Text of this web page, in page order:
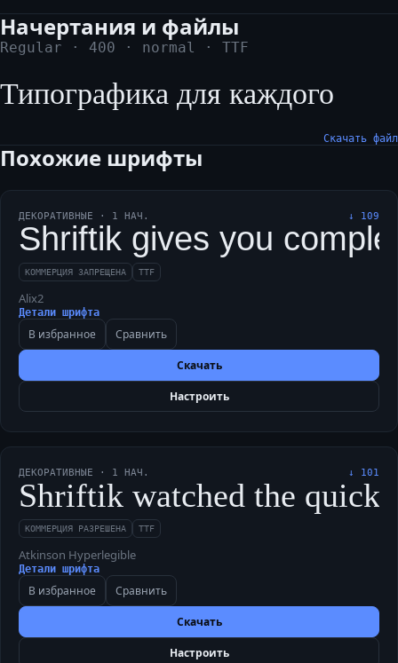
Начертания и файлы
Regular · 400 · normal · TTF
Типографика для каждого
Скачать файл
Похожие шрифты
ДЕКОРАТИВНЫЕ · 1 НАЧ. ↓ 109
Shriftik gives you
КОММЕРЦИЯ ЗАПРЕЩЕНА TTF
Alix2
Детали шрифта
В избранное Сравнить
Скачать
Настроить
ДЕКОРАТИВНЫЕ · 1 НАЧ. ↓ 101
Shriftik watched the quick
КОММЕРЦИЯ РАЗРЕШЕНА TTF
Atkinson Hyperlegible
Детали шрифта
В избранное Сравнить
Скачать
Настроить